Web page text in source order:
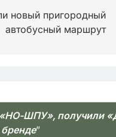
новый пригородный
автобусный маршрут
ШПУ», получили
”